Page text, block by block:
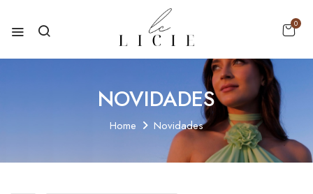
0
NOVIDADES
Home Novidades